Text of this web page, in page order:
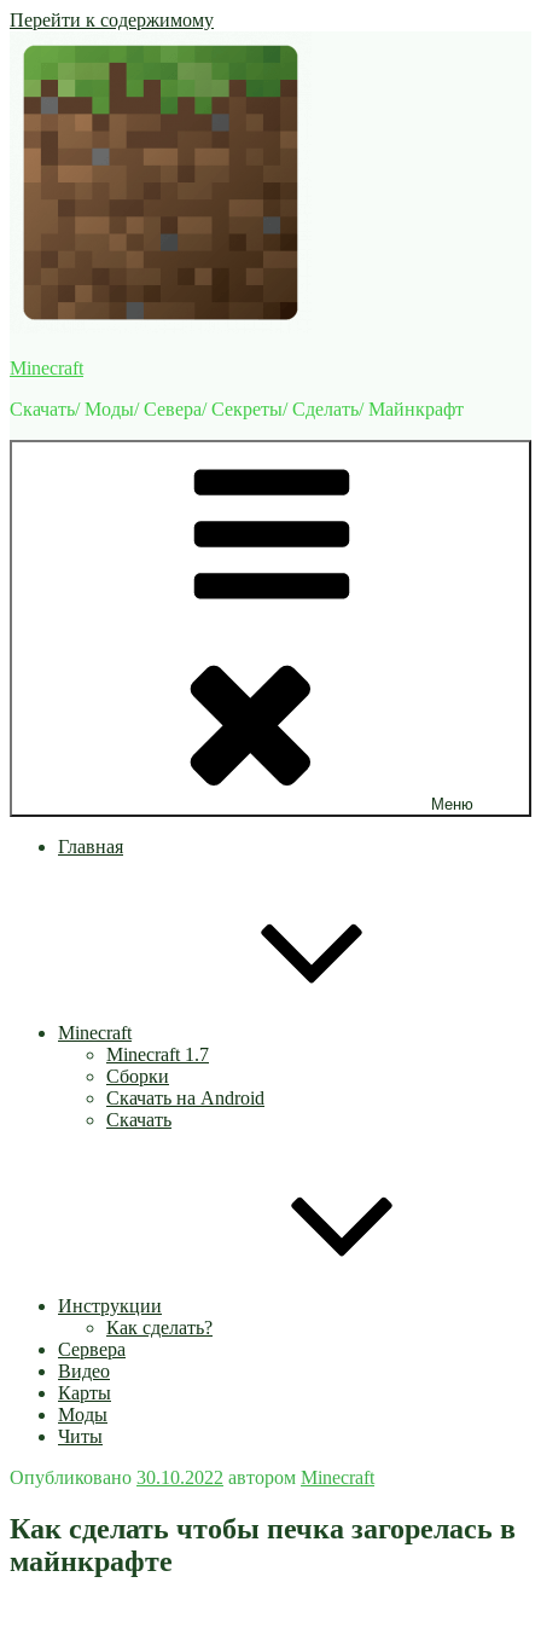
Перейти к содержимому
Minecraft
Скачать/ Моды/ Севера/ Секреты/ Сделать/ Майнкрафт
Меню
Главная
Minecraft
Minecraft 1.7
Сборки
Скачать на Android
Скачать
Инструкции
Как сделать?
Сервера
Видео
Карты
Моды
Читы
Опубликовано 30.10.2022 автором Minecraft
Как сделать чтобы печка загорелась в
майнкрафте